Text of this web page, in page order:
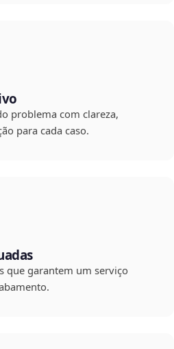
problema com clareza,
para cada caso.
que garantem um serviço